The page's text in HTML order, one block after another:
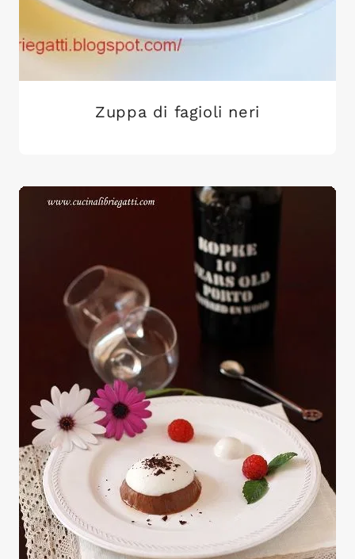
Zuppa di fagioli neri